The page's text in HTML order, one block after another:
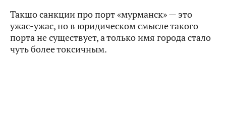
Такшо санкции про порт «мурманск» — это
ужас-ужас, но в юридическом смысле такого
порта не существует, а только имя города стало
чуть более токсичным.